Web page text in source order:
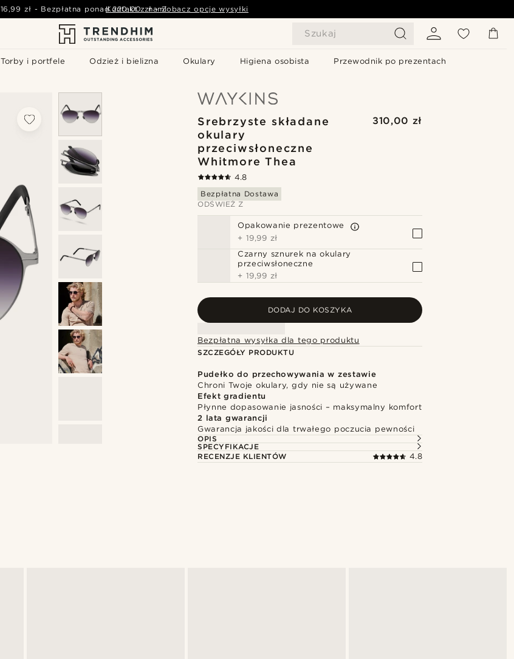
Szukaj
Torby i portfele Odzież i bielizna Okulary Higiena osobista Przewodnik po prezentach
16,99 zł - Bezpłatna ponad 220,00 zł - Zobacz opcje wysyłki
Kontakt z nami
Srebrzyste składane
okulary
przeciwsłoneczne
Whitmore Thea
310,00 zł
4.8
Bezpłatna Dostawa
ODŚWIEŻ Z
Opakowanie prezentowe
+ 19,99 zł
Czarny sznurek na okulary
przeciwsłoneczne
+ 19,99 zł
DODAJ DO KOSZYKA
Bezpłatna wysyłka dla tego produktu
SZCZEGÓŁY PRODUKTU
Pudełko do przechowywania w zestawie
Chroni Twoje okulary, gdy nie są używane
Efekt gradientu
Płynne dopasowanie jasności – maksymalny komfort
2 lata gwarancji
Gwarancja jakości dla trwałego poczucia pewności
OPIS
SPECYFIKACJE
RECENZJE KLIENTÓW
4.8